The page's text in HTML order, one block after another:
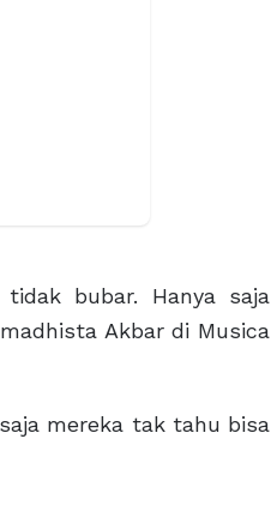
bubar. Hanya saja
Akbar di Musica
mereka tak tahu bisa